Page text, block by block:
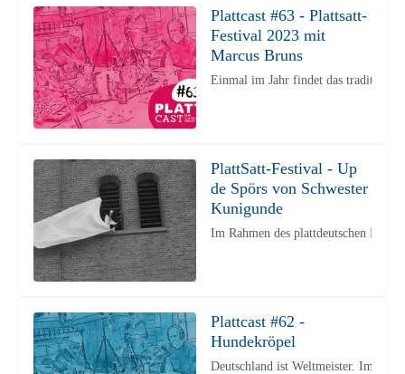
Plattcast #63 - Plattsatt-
Festival 2023 mit
Marcus Bruns
Einmal im Jahr findet das
PlattSatt-Festival - Up
de Spörs von Schwester
Kunigunde
Im Rahmen des plattdeutschen
Plattcast #62 -
Hundekröpel
Deutschland ist Weltmeister. Im